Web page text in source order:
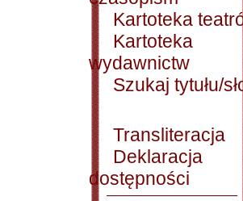
Kartoteka
Kartoteka
wydawnictw
Szukaj tytułu/
Transliteracja
Deklaracja
dostępności